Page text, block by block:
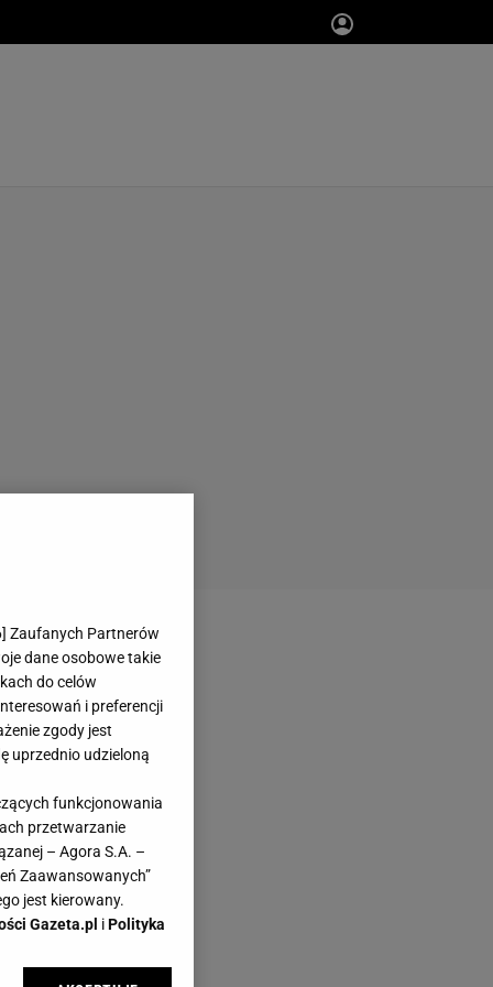
] Zaufanych Partnerów
dane osobowe takie
do celów
i preferencji
zgody jest
uprzednio udzieloną
funkcjonowania
przetwarzanie
– Agora S.A. –
Zaawansowanych”
jest kierowany.
Gazeta.pl iPolityka